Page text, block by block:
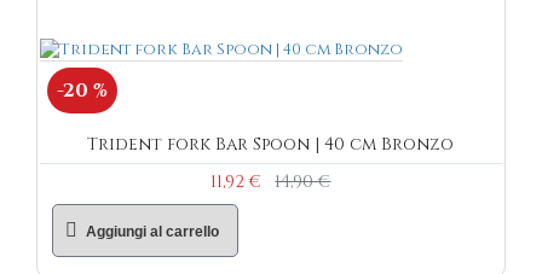
-20 %
Trident fork Bar Spoon | 40 cm Bronzo
11,92 €
14,90 €
Aggiungi al carrello